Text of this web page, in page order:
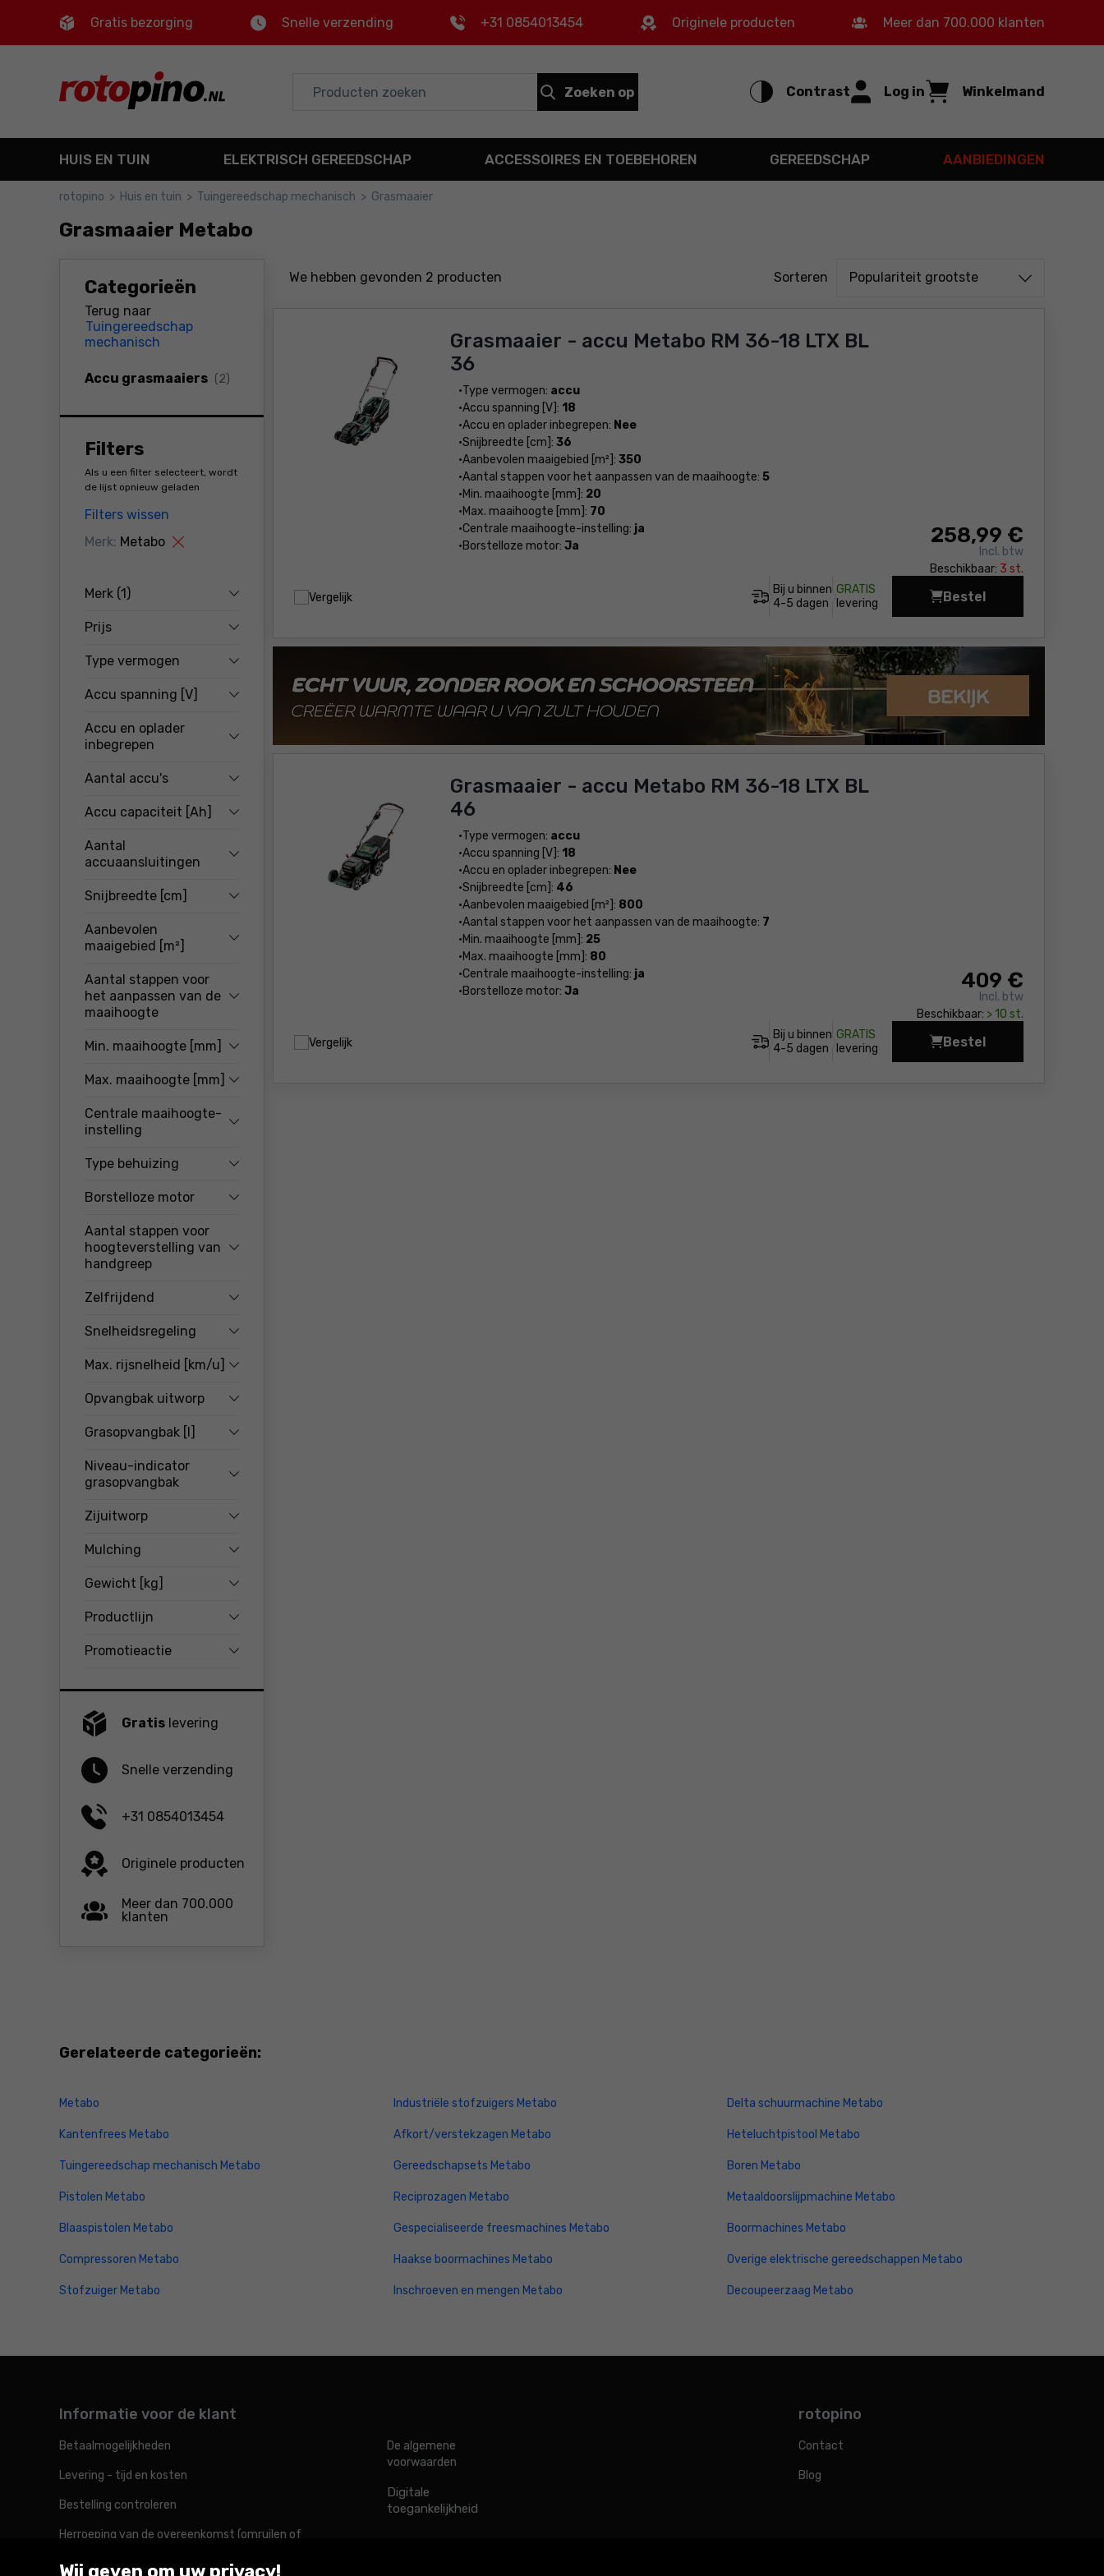
Control M
Hoofdmenu
Producten
Gratis bezorging Snelle verzending +31 0854013454 Originele producten Meer dan 700.000 klanten
Zoeken op Contrast Log in Winkelmand
HUIS EN TUIN ELEKTRISCH GEREEDSCHAP ACCESSOIRES EN TOEBEHOREN GEREEDSCHAP AANBIEDINGEN
rotopino > Huis en tuin > Tuingereedschap mechanisch > Grasmaaier
Grasmaaier Metabo
Categorieën
Terug naar
Tuingereedschap
mechanisch
Accu grasmaaiers (2)
Filters
Als u een filter selecteert, wordt
de lijst opnieuw geladen
Filters wissen
Merk: Metabo
Merk (1)
Prijs
Type vermogen
Accu spanning [V]
Accu en oplader
inbegrepen
Aantal accu's
Accu capaciteit [Ah]
Aantal
accuaansluitingen
Snijbreedte [cm]
Aanbevolen
maaigebied [m²]
Aantal stappen voor
het aanpassen van de
maaihoogte
Min. maaihoogte [mm]
Max. maaihoogte [mm]
Centrale maaihoogte-
instelling
Type behuizing
Borstelloze motor
Aantal stappen voor
hoogteverstelling van
handgreep
Zelfrijdend
Snelheidsregeling
Max. rijsnelheid [km/u]
Opvangbak uitworp
Grasopvangbak [l]
Niveau-indicator
grasopvangbak
Zijuitworp
Mulching
Gewicht [kg]
Productlijn
Promotieactie
Gratis levering
Snelle verzending
+31 0854013454
Originele producten
Meer dan 700.000
klanten
We hebben gevonden 2 producten Sorteren Sorteren uit
Populariteit grootste
Grasmaaier - accu Metabo RM 36-18 LTX BL
36
Type vermogen: accu
Accu spanning [V]: 18
Accu en oplader inbegrepen: Nee
Snijbreedte [cm]: 36
Aanbevolen maaigebied [m²]: 350
Aantal stappen voor het aanpassen van de maaihoogte: 5
Min. maaihoogte [mm]: 20
Max. maaihoogte [mm]: 70
Centrale maaihoogte-instelling: ja
Borstelloze motor: Ja 258,99 €
Incl. btw
Beschikbaar: 3 st.
Vergelijk
Bij u binnen
4-5 dagen
GRATIS
levering
Bestel
Grasmaaier - accu
Grasmaaier - accu Metabo RM 36-18 LTX BL
46
Type vermogen: accu
Accu spanning [V]: 18
Accu en oplader inbegrepen: Nee
Snijbreedte [cm]: 46
Aanbevolen maaigebied [m²]: 800
Aantal stappen voor het aanpassen van de maaihoogte: 7
Min. maaihoogte [mm]: 25
Max. maaihoogte [mm]: 80
Centrale maaihoogte-instelling: ja
Borstelloze motor: Ja 409 €
Incl. btw
Beschikbaar: > 10 st.
Vergelijk
Bij u binnen
4-5 dagen
GRATIS
levering
Bestel
Grasmaaier - accu
Gerelateerde categorieën:
Metabo
Kantenfrees Metabo
Tuingereedschap mechanisch Metabo
Pistolen Metabo
Blaaspistolen Metabo
Compressoren Metabo
Stofzuiger Metabo
Industriële stofzuigers Metabo
Afkort/verstekzagen Metabo
Gereedschapsets Metabo
Reciprozagen Metabo
Gespecialiseerde freesmachines Metabo
Haakse boormachines Metabo
Inschroeven en mengen Metabo
Delta schuurmachine Metabo
Heteluchtpistool Metabo
Boren Metabo
Metaaldoorslijpmachine Metabo
Boormachines Metabo
Overige elektrische gereedschappen Metabo
Decoupeerzaag Metabo
Informatie voor de klant
Betaalmogelijkheden
Levering - tijd en kosten
Bestelling controleren
Herroeping van de overeenkomst (omruilen of
De algemene
voorwaarden
Digitale
toegankelijkheid
rotopino
Contact
Blog
Wij geven om uw privacy!